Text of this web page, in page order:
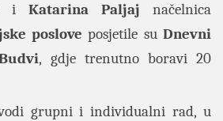
i Katarina Paljaj načelnica
poslove posjetile su Dnevni
, gdje trenutno boravi 20
grupni i individualni rad, u